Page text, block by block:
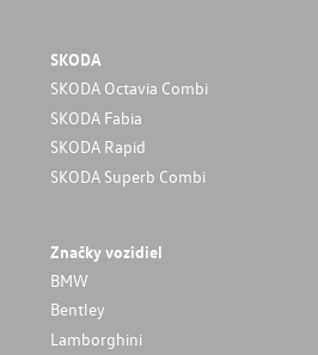
SKODA
SKODA Octavia Combi
SKODA Fabia
SKODA Rapid
SKODA Superb Combi
Značky vozidiel
BMW
Bentley
Lamborghini